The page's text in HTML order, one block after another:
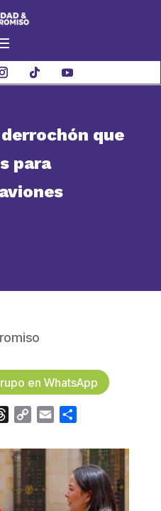
que
para
en WhatsApp
Threads
Copy Email